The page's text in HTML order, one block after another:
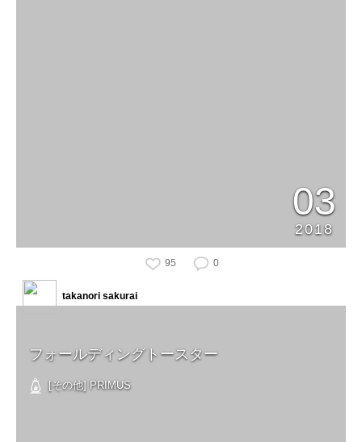
03
2018
95 0
フォールディングトースター
[その他] PRIMUS
takanori sakurai